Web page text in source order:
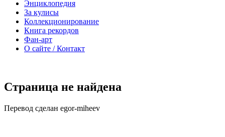
Энциклопедия
За кулисы
Коллекционирование
Книга рекордов
Фан-арт
О сайте / Контакт
Страница не найдена
Перевод сделан egor-miheev